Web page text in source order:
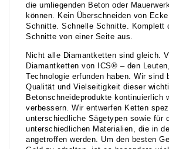
die umliegenden Beton oder
können. Kein Überschneiden von
Schnitte. Schnelle Schnitte. Komplett
Schnitte von einer Seite aus.
Nicht alle Diamantketten sind gleich.
Diamantketten von ICS® – den
Technologie erfunden haben. Wir sind
Qualität und Vielseitigkeit dieser
Betonschneideprodukte kontinuierlich
verbessern. Wir entwerfen Ketten
unterschiedliche Sägetypen sowie für
unterschiedlichen Materialien, die in
angetroffen werden. Um den besten